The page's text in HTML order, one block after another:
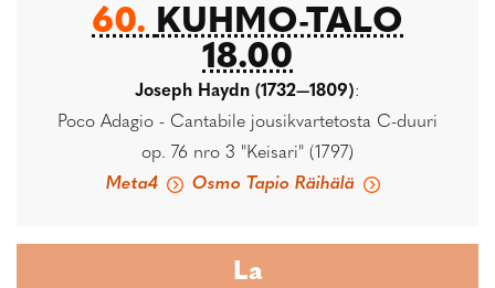
60. KUHMO-TALO
18.00
Joseph Haydn (1732—1809):
Poco Adagio - Cantabile jousikvartetosta C-duuri
op. 76 nro 3 "Keisari" (1797)
Meta4
Osmo Tapio Räihälä
La